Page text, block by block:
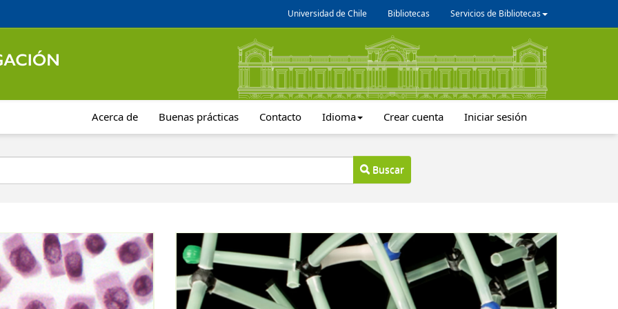
Universidad de Chile Bibliotecas Servicios de Bibliotecas
Acerca de Buenas prácticas Contacto Idioma Crear cuenta Iniciar sesión
Buscar